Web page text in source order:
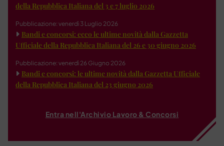
della Repubblica Italiana del 3 e 7 luglio 2026
Pubblicazione: venerdì 3 Luglio 2026
Bandi e concorsi: ecco le ultime novità dalla Gazzetta
Ufficiale della Repubblica Italiana del 26 e 30 giugno 2026
Pubblicazione: venerdì 26 Giugno 2026
Bandi e concorsi: le ultime novità dalla Gazzetta Ufficiale
della Repubblica Italiana del 23 giugno 2026
Entra nell'Archivio Lavoro & Concorsi